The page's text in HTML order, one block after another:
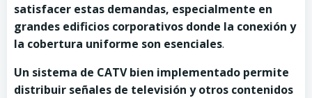
satisfacer estas demandas, especialmente en
grandes edificios corporativos donde la conexión y
la cobertura uniforme son esenciales.
Un sistema de CATV bien implementado permite
distribuir señales de televisión y otros contenidos